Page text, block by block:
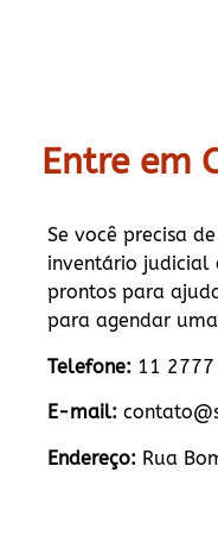
Entre em
Se você precisa
inventário judicial
prontos para
para agendar
Telefone: 11
E-mail:
Endereço: Rua